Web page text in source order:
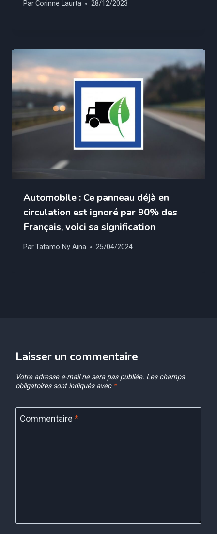
ParCorinne Laurta 28/12/2023
Automobile : Ce panneau déjà en
circulation est ignoré par 90% des
Français, voici sa signification
ParTatamo Ny Aina 25/04/2024
Laisser un commentaire
Votre adresse e-mail ne sera pas publiée. Les champs
obligatoires sont indiqués avec *
Commentaire *